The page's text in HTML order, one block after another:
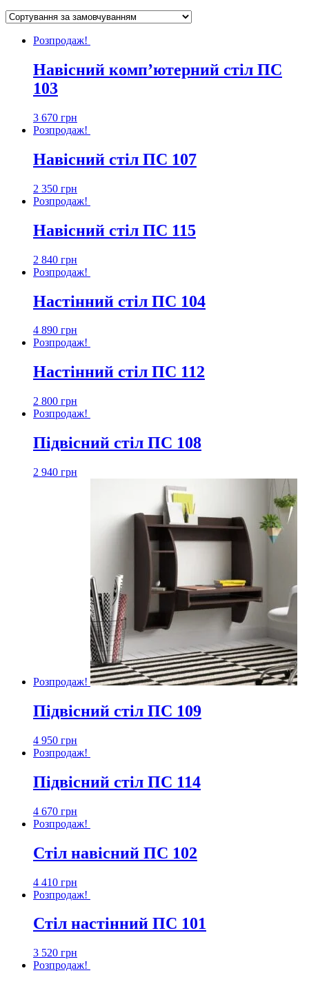
Розпродаж!
Навісний комп’ютерний стіл ПС
103
3 670 грн
Розпродаж!
Навісний стіл ПС 107
2 350 грн
Розпродаж!
Навісний стіл ПС 115
2 840 грн
Розпродаж!
Настінний стіл ПС 104
4 890 грн
Розпродаж!
Настінний стіл ПС 112
2 800 грн
Розпродаж!
Підвісний стіл ПС 108
2 940 грн
Розпродаж!
Підвісний стіл ПС 109
4 950 грн
Розпродаж!
Підвісний стіл ПС 114
4 670 грн
Розпродаж!
Стіл навісний ПС 102
4 410 грн
Розпродаж!
Стіл настінний ПС 101
3 520 грн
Розпродаж!